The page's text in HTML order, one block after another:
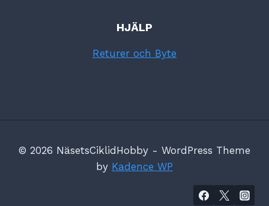
HJÄLP
Returer och Byte
© 2026 NäsetsCiklidHobby - WordPress Theme
by Kadence WP